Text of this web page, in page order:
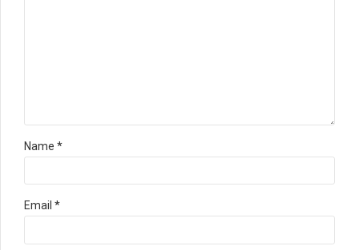
Name *
Email *